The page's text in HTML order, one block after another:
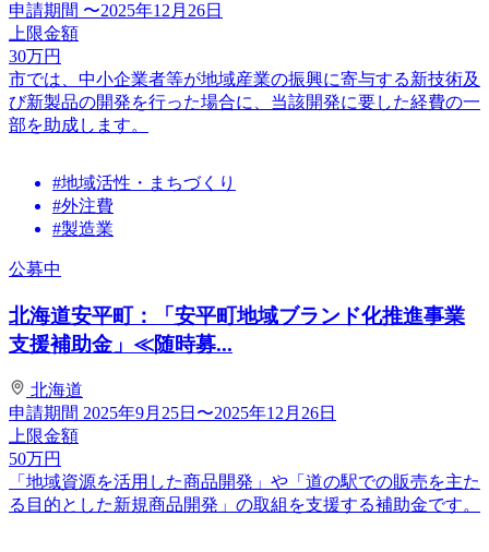
申請期間 〜2025年12月26日
上限金額
30万円
市では、中小企業者等が地域産業の振興に寄与する新技術及
び新製品の開発を行った場合に、当該開発に要した経費の一
部を助成します。
#地域活性・まちづくり
#外注費
#製造業
公募中
北海道安平町：「安平町地域ブランド化推進事業
支援補助金」≪随時募...
北海道
申請期間 2025年9月25日〜2025年12月26日
上限金額
50万円
「地域資源を活用した商品開発」や「道の駅での販売を主た
る目的とした新規商品開発」の取組を支援する補助金です。